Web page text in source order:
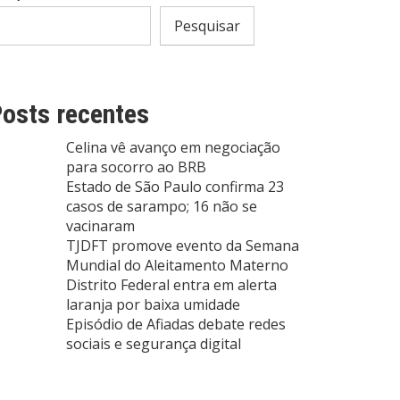
Pesquisar
recentes
Celina vê avanço em negociação
para socorro ao BRB
Estado de São Paulo confirma 23
casos de sarampo; 16 não se
vacinaram
TJDFT promove evento da Semana
Mundial do Aleitamento Materno
Distrito Federal entra em alerta
laranja por baixa umidade
Episódio de Afiadas debate redes
sociais e segurança digital